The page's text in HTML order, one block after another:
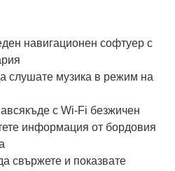
навигационен софтуер с
слушате музика в режим на
с Wi-Fi безжичен
информация от бордовия
свържете и показвате